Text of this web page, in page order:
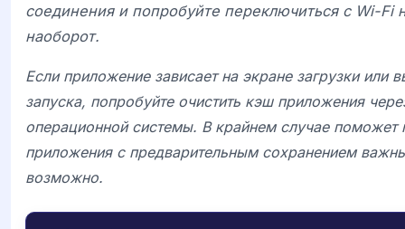
соединения и попробуйте переключиться с Wi-Fi
наоборот.
Если приложение зависает на экране загрузки или
запуска, попробуйте очистить кэш приложения
операционной системы. В крайнем случае поможет
приложения с предварительным сохранением
возможно.